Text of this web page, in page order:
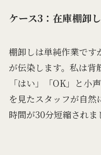
ケース3：在庫棚卸
棚卸しは単純作業です
が伝染します。私は背
「はい」「OK」と小
を見たスタッフが自
時間が30分短縮されま